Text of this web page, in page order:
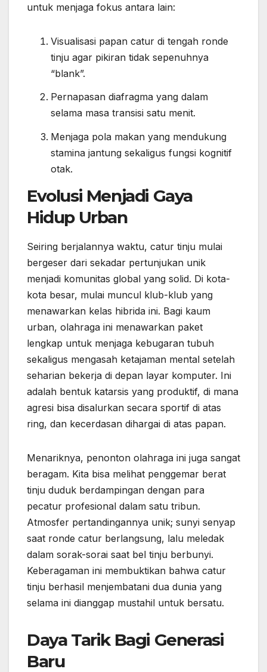
untuk menjaga fokus antara lain:
Visualisasi papan catur di tengah ronde
tinju agar pikiran tidak sepenuhnya
“blank”.
Pernapasan diafragma yang dalam
selama masa transisi satu menit.
Menjaga pola makan yang mendukung
stamina jantung sekaligus fungsi kognitif
otak.
Evolusi Menjadi Gaya
Hidup Urban
Seiring berjalannya waktu, catur tinju mulai
bergeser dari sekadar pertunjukan unik
menjadi komunitas global yang solid. Di kota-
kota besar, mulai muncul klub-klub yang
menawarkan kelas hibrida ini. Bagi kaum
urban, olahraga ini menawarkan paket
lengkap untuk menjaga kebugaran tubuh
sekaligus mengasah ketajaman mental setelah
seharian bekerja di depan layar komputer. Ini
adalah bentuk katarsis yang produktif, di mana
agresi bisa disalurkan secara sportif di atas
ring, dan kecerdasan dihargai di atas papan.
Menariknya, penonton olahraga ini juga sangat
beragam. Kita bisa melihat penggemar berat
tinju duduk berdampingan dengan para
pecatur profesional dalam satu tribun.
Atmosfer pertandingannya unik; sunyi senyap
saat ronde catur berlangsung, lalu meledak
dalam sorak-sorai saat bel tinju berbunyi.
Keberagaman ini membuktikan bahwa catur
tinju berhasil menjembatani dua dunia yang
selama ini dianggap mustahil untuk bersatu.
Daya Tarik Bagi Generasi
Baru